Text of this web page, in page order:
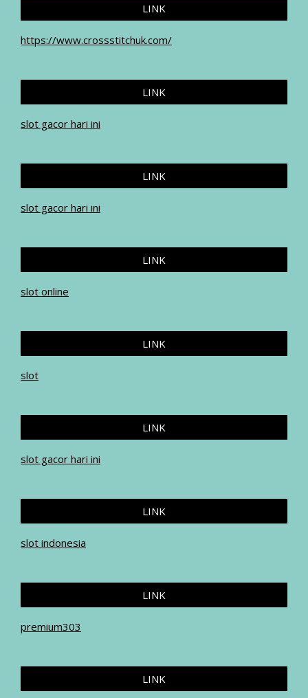
LINK
https://www.crossstitchuk.com/
LINK
slot gacor hari ini
LINK
slot gacor hari ini
LINK
slot online
LINK
slot
LINK
slot gacor hari ini
LINK
slot indonesia
LINK
premium303
LINK